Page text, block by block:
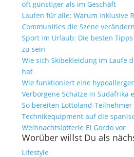
oft günstiger als im Geschäft
Laufen für alle: Warum inklusive
Communities die Szene verändern
Sport im Urlaub: Die besten
zu sein
Wie sich Skibekleidung im Laufe
hat
Wie funktioniert eine
Verborgene Schätze in Südafrika
So bereiten Lottoland-
Technikequipment auf die
Weihnachtslotterie El Gordo vor
Worüber willst Du als
Lifestyle